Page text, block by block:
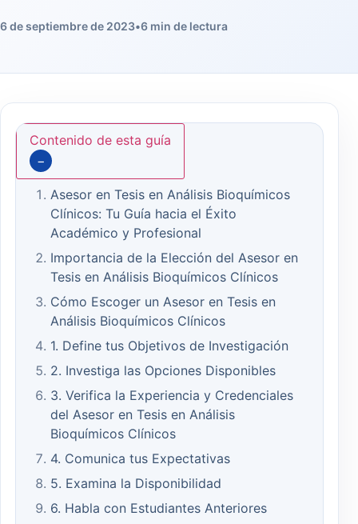
6 de septiembre de 2023•6 min de lectura
Contenido de esta guía
−
Asesor en Tesis en Análisis Bioquímicos
Clínicos: Tu Guía hacia el Éxito
Académico y Profesional
Importancia de la Elección del Asesor en
Tesis en Análisis Bioquímicos Clínicos
Cómo Escoger un Asesor en Tesis en
Análisis Bioquímicos Clínicos
1. Define tus Objetivos de Investigación
2. Investiga las Opciones Disponibles
3. Verifica la Experiencia y Credenciales
del Asesor en Tesis en Análisis
Bioquímicos Clínicos
4. Comunica tus Expectativas
5. Examina la Disponibilidad
6. Habla con Estudiantes Anteriores